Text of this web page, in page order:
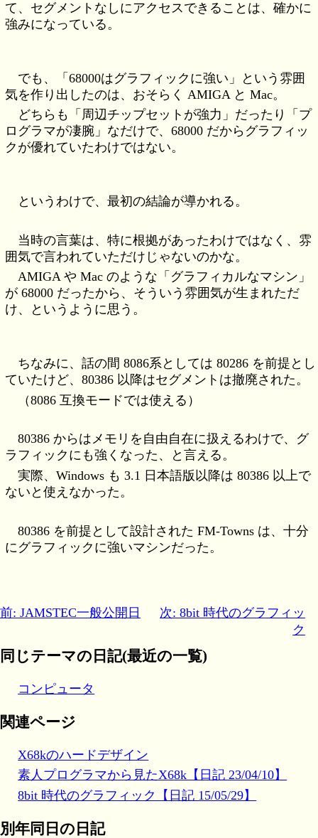
て、セグメントなしにアクセスできることは、確かに
強みになっている。
でも、「68000はグラフィックに強い」という雰囲
気を作り出したのは、おそらく AMIGA と Mac。
どちらも「周辺チップセットが強力」だったり「プ
ログラマが凄腕」なだけで、68000 だからグラフィッ
クが優れていたわけではない。
というわけで、最初の結論が導かれる。
当時の言葉は、特に根拠があったわけではなく、雰
囲気で言われていただけじゃないのかな。
AMIGA や Mac のような「グラフィカルなマシン」
が 68000 だったから、そういう雰囲気が生まれただ
け、というように思う。
ちなみに、話の間 8086系としては 80286 を前提とし
ていたけど、80386 以降はセグメントは撤廃された。
（8086 互換モードでは使える）
80386 からはメモリを自由自在に扱えるわけで、グ
ラフィックにも強くなった、と言える。
実際、Windows も 3.1 日本語版以降は 80386 以上で
ないと使えなかった。
80386 を前提として設計された FM-Towns は、十分
にグラフィックに強いマシンだった。
前: JAMSTEC一般公開日
次: 8bit 時代のグラフィッ
ク
同じテーマの日記(最近の一覧)
コンピュータ
関連ページ
X68kのハードデザイン
素人プログラマから見たX68k【日記 23/04/10】
8bit 時代のグラフィック【日記 15/05/29】
別年同日の日記